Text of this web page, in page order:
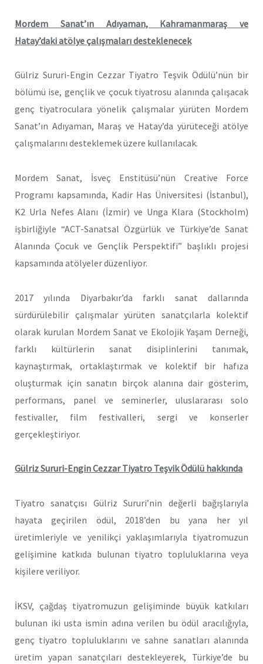
Mordem Sanat’ın Adıyaman, Kahramanmaraş ve
Hatay’daki atölye çalışmaları desteklenecek
Gülriz Sururi-Engin Cezzar Tiyatro Teşvik Ödülü’nün bir
bölümü ise, gençlik ve çocuk tiyatrosu alanında çalışacak
genç tiyatroculara yönelik çalışmalar yürüten Mordem
Sanat’ın Adıyaman, Maraş ve Hatay’da yürüteceği atölye
çalışmalarını desteklemek üzere kullanılacak.
Mordem Sanat, İsveç Enstitüsü’nün Creative Force
Programı kapsamında, Kadir Has Üniversitesi (İstanbul),
K2 Urla Nefes Alanı (İzmir) ve Unga Klara (Stockholm)
işbirliğiyle “ACT-Sanatsal Özgürlük ve Türkiye’de Sanat
Alanında Çocuk ve Gençlik Perspektifi” başlıklı projesi
kapsamında atölyeler düzenliyor.
2017 yılında Diyarbakır’da farklı sanat dallarında
sürdürülebilir çalışmalar yürüten sanatçılarla kolektif
olarak kurulan Mordem Sanat ve Ekolojik Yaşam Derneği,
farklı kültürlerin sanat disiplinlerini tanımak,
kaynaştırmak, ortaklaştırmak ve kolektif bir hafıza
oluşturmak için sanatın birçok alanına dair gösterim,
performans, panel ve seminerler, uluslararası solo
festivaller, film festivalleri, sergi ve konserler
gerçekleştiriyor.
Gülriz Sururi-Engin Cezzar Tiyatro Teşvik Ödülü hakkında
Tiyatro sanatçısı Gülriz Sururi’nin değerli bağışlarıyla
hayata geçirilen ödül, 2018’den bu yana her yıl
üretimleriyle ve yenilikçi yaklaşımlarıyla tiyatromuzun
gelişimine katkıda bulunan tiyatro topluluklarına veya
kişilere veriliyor.
İKSV, çağdaş tiyatromuzun gelişiminde büyük katkıları
bulunan iki usta ismin adına verilen bu ödül aracılığıyla,
genç tiyatro topluluklarını ve sahne sanatları alanında
üretim yapan sanatçıları destekleyerek, Türkiye’de bu